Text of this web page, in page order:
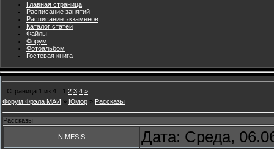
Главная страница
Расписание занятий
Расписание экзаменов
Каталог статей
Файлы
Форум
Фотоальбом
Гостевая книга
Страница 1 из 4 1 2 3 4 »
Форум Фрэла МАИ » Юмор » Рассказы
Рассказы
NIMESIS Дата: Среда,